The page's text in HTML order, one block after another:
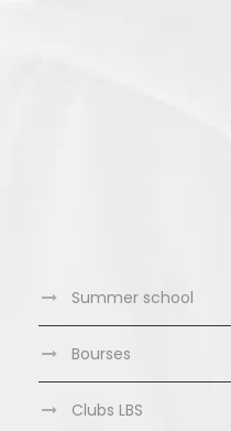
Summer school
Bourses
Clubs LBS